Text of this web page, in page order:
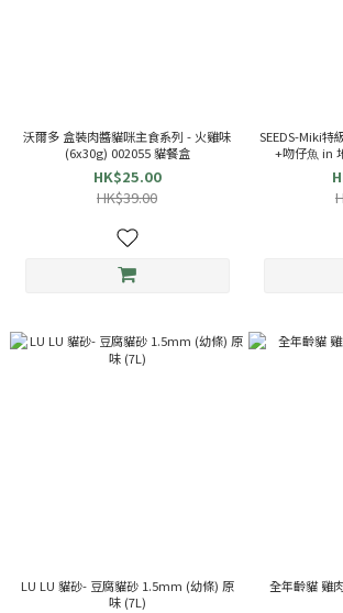
沃爾多 盒裝肉醬貓咪主食系列 - 火雞味
(6x30g) 002055 貓餐盒
HK$25.00
HK$39.00
SEEDS-Miki特
+吻仔⿂ in
LU LU 貓砂- 豆腐貓砂 1.5mm (幼條) 原
味 (7L)
全年齡貓 雞